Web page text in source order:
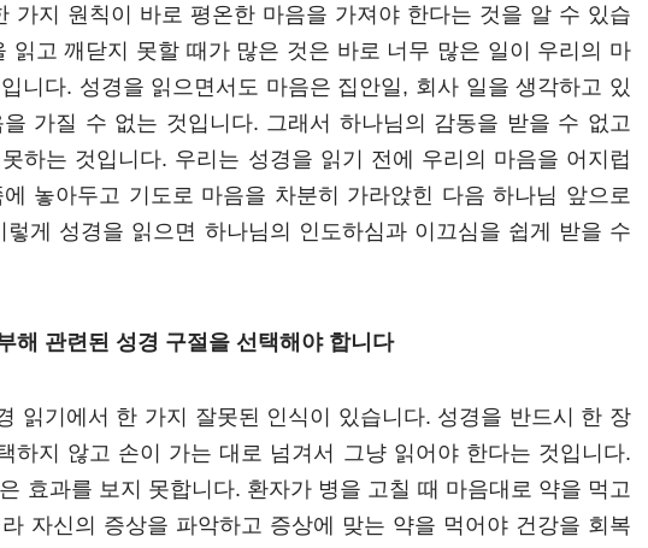
가지 원칙이 바로 평온한 마음을 가져야 한다는 것을 알 수 있습
읽고 깨닫지 못할 때가 많은 것은 바로 너무 많은 일이 우리의 마
니다. 성경을 읽으면서도 마음은 집안일, 회사 일을 생각하고 있
가질 수 없는 것입니다. 그래서 하나님의 감동을 받을 수 없고
하는 것입니다. 우리는 성경을 읽기 전에 우리의 마음을 어지럽
놓아두고 기도로 마음을 차분히 가라앉힌 다음 하나님 앞으로
렇게 성경을 읽으면 하나님의 인도하심과 이끄심을 쉽게 받을 수
해 관련된 성경 구절을 선택해야 합니다
읽기에서 한 가지 잘못된 인식이 있습니다. 성경을 반드시 한 장
하지 않고 손이 가는 대로 넘겨서 그냥 읽어야 한다는 것입니다.
효과를 보지 못합니다. 환자가 병을 고칠 때 마음대로 약을 먹고
자신의 증상을 파악하고 증상에 맞는 약을 먹어야 건강을 회복